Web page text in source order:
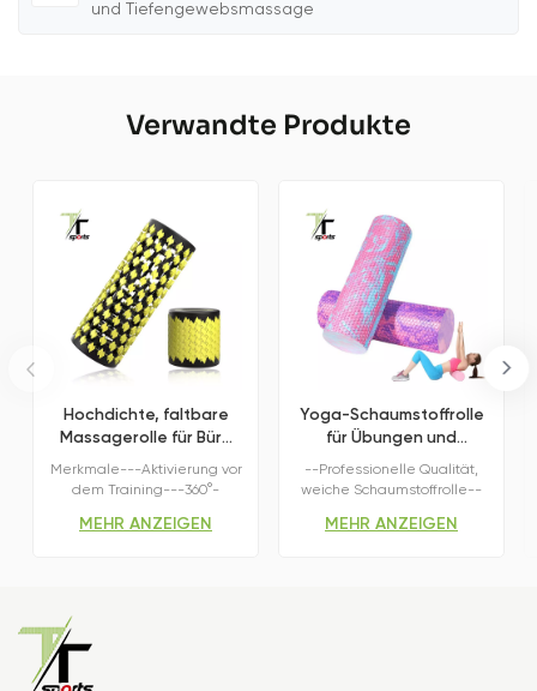
und Tiefengewebsmassage
Verwandte Produkte
Hochdichte, faltbare
Massagerolle für Büro
und Zuhause
Merkmale---Aktivierung vor
dem Training---360°-
Schnellmontage---
Muskelentspannung für
MEHR ANZEIGEN
Yoga-Schaumstoffrolle
für Übungen und
Muskelregeneration
--Professionelle Qualität,
weiche Schaumstoffrolle--
High Density Series--Rolle
MEHR ANZEIGEN